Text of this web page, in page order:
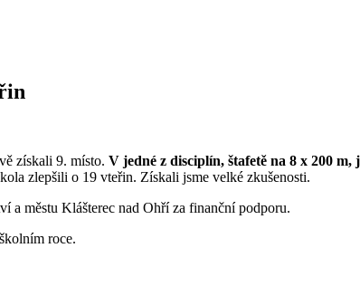
získali 9. místo. V jedné z disciplín, štafetě na 8 x 200 m,
zlepšili o 19 vteřin. Získali jsme velké zkušenosti.
a městu Klášterec nad Ohří za finanční podporu.
roce.